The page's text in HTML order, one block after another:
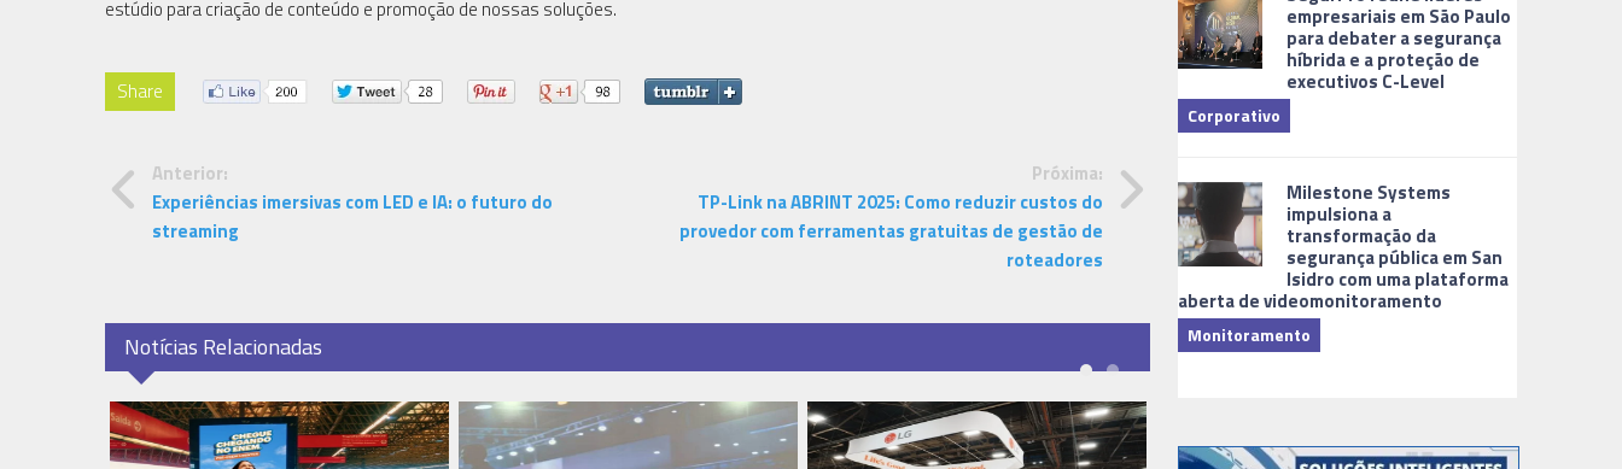
estúdio para criação de conteúdo e promoção de nossas soluções.
Share
Anterior:
Experiências imersivas com LED e IA: o futuro do
streaming
Próxima:
TP-Link na ABRINT 2025: Como reduzir custos do
provedor com ferramentas gratuitas de gestão de
roteadores
Notícias Relacionadas
empresariais em São Paulo
para debater a segurança
híbrida e a proteção de
executivos C-Level
Corporativo
Milestone Systems
impulsiona a
transformação da
segurança pública em San
Isidro com uma plataforma
aberta de videomonitoramento
Monitoramento